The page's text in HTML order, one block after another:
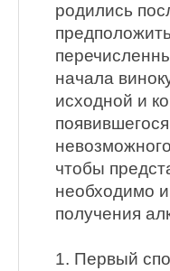
родились
начала
исходной и
чтобы
необходимо
получения
1. Первый